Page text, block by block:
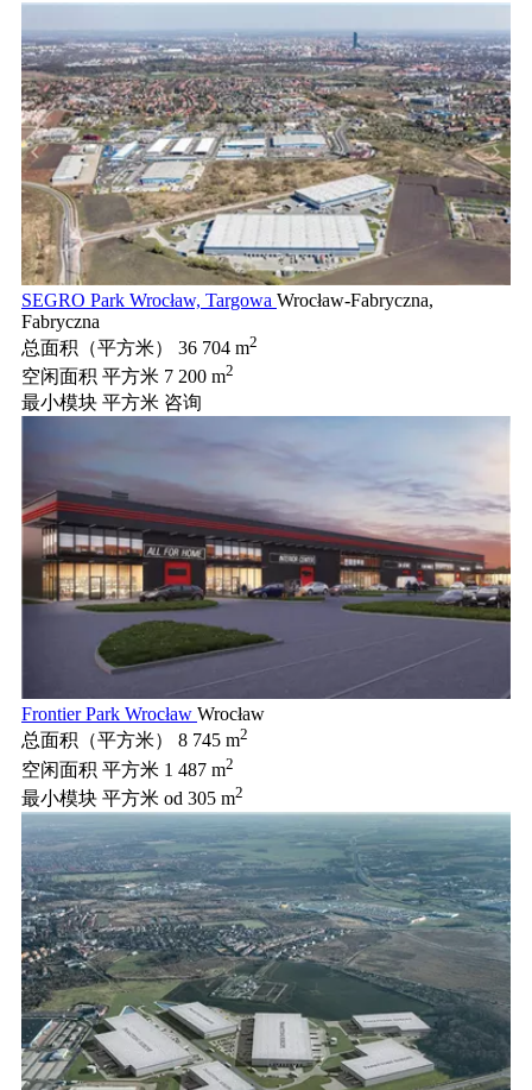
SEGRO Park Wrocław, Targowa Wrocław-Fabryczna,
Fabryczna
总面积（平方米）
36 704 m2
空闲面积 平方米 7 200 m2
最小模块 平方米 咨询
Frontier Park Wrocław Wrocław
总面积（平方米）
8 745 m2
空闲面积 平方米 1 487 m2
最小模块 平方米 od 305 m2